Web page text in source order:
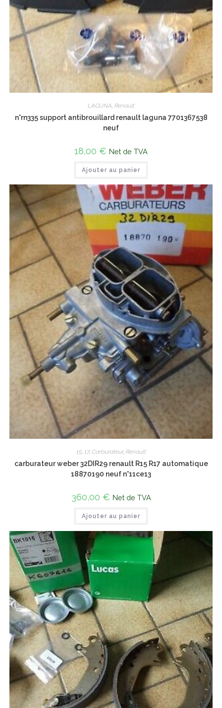
LAGUNA, Renault
n°rn335 support antibrouillard renault laguna 7701367538
neuf
18,00 € Net de TVA
Ajouter au panier
15, 17, Carburateur, Renault
carburateur weber 32DIR29 renault R15 R17 automatique
18870190 neuf n°11ce13
360,00 € Net de TVA
Ajouter au panier